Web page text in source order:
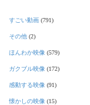
すごい動画 (791)
その他 (2)
ほんわか映像 (579)
ガクブル映像 (172)
感動する映像 (91)
懐かしの映像 (15)